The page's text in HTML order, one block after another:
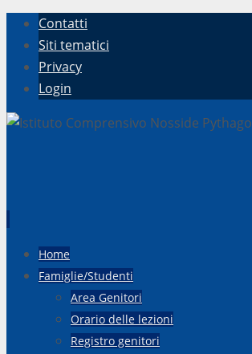
Contatti
Siti tematici
Privacy
Login
contenuto
Home
Famiglie/Studenti
Area Genitori
Orario delle lezioni
Registro genitori